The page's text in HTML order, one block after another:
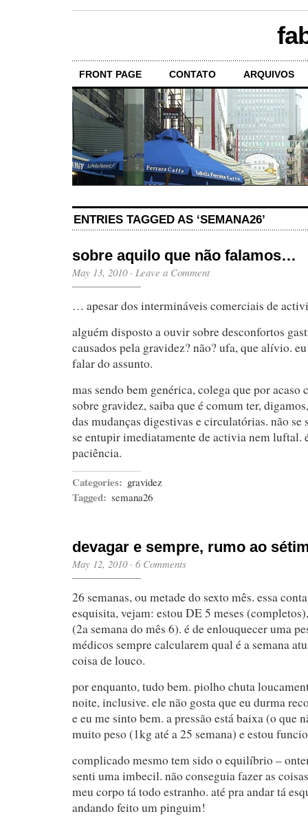
FRONT PAGE CONTATO ARQUIVOS
ENTRIES TAGGED AS ‘SEMANA26’
sobre aquilo que não falamos…
May 13, 2010· Leave a Comment
… apesar dos intermináveis comerciais de
alguém disposto a ouvir sobre desconfortos
causados pela gravidez? não? ufa, que alívio.
falar do assunto.
mas sendo bem genérica, colega que por
sobre gravidez, saiba que é comum ter,
das mudanças digestivas e circulatórias. não se
se entupir imediatamente de activia nem luftal.
paciência.
Categories: gravidez
Tagged: semana26
devagar e sempre, rumo ao
May 12, 2010· 6 Comments
26 semanas, ou metade do sexto mês. essa
esquisita, vejam: estou DE 5 meses
(2a semana do mês 6). é de enlouquecer uma
médicos sempre calcularem qual é a semana
coisa de louco.
por enquanto, tudo bem. piolho chuta
noite, inclusive. ele não gosta que eu durma
e eu me sinto bem. a pressão está baixa (o que
muito peso (1kg até a 25 semana) e estou
complicado mesmo tem sido o equilíbrio –
senti uma imbecil. não conseguia fazer as
meu corpo tá todo estranho. até pra andar tá
andando feito um pinguim!